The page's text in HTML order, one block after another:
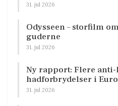
31. jul 2026
Odysseen – storfilm
guderne
31. jul 2026
Ny rapport: Flere
hadforbrydelser i
31. jul 2026